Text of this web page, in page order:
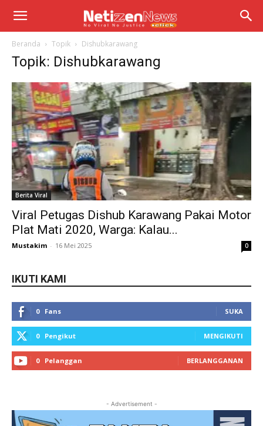
Beranda Topik Dishubkarawang
Topik: Dishubkarawang
Berita Viral
Viral Petugas Dishub Karawang Pakai Motor
Plat Mati 2020, Warga: Kalau...
Mustakim - 16 Mei 2025 0
IKUTI KAMI
0 Fans SUKA
0 Pengikut MENGIKUTI
0 Pelanggan BERLANGGANAN
- Advertisement -